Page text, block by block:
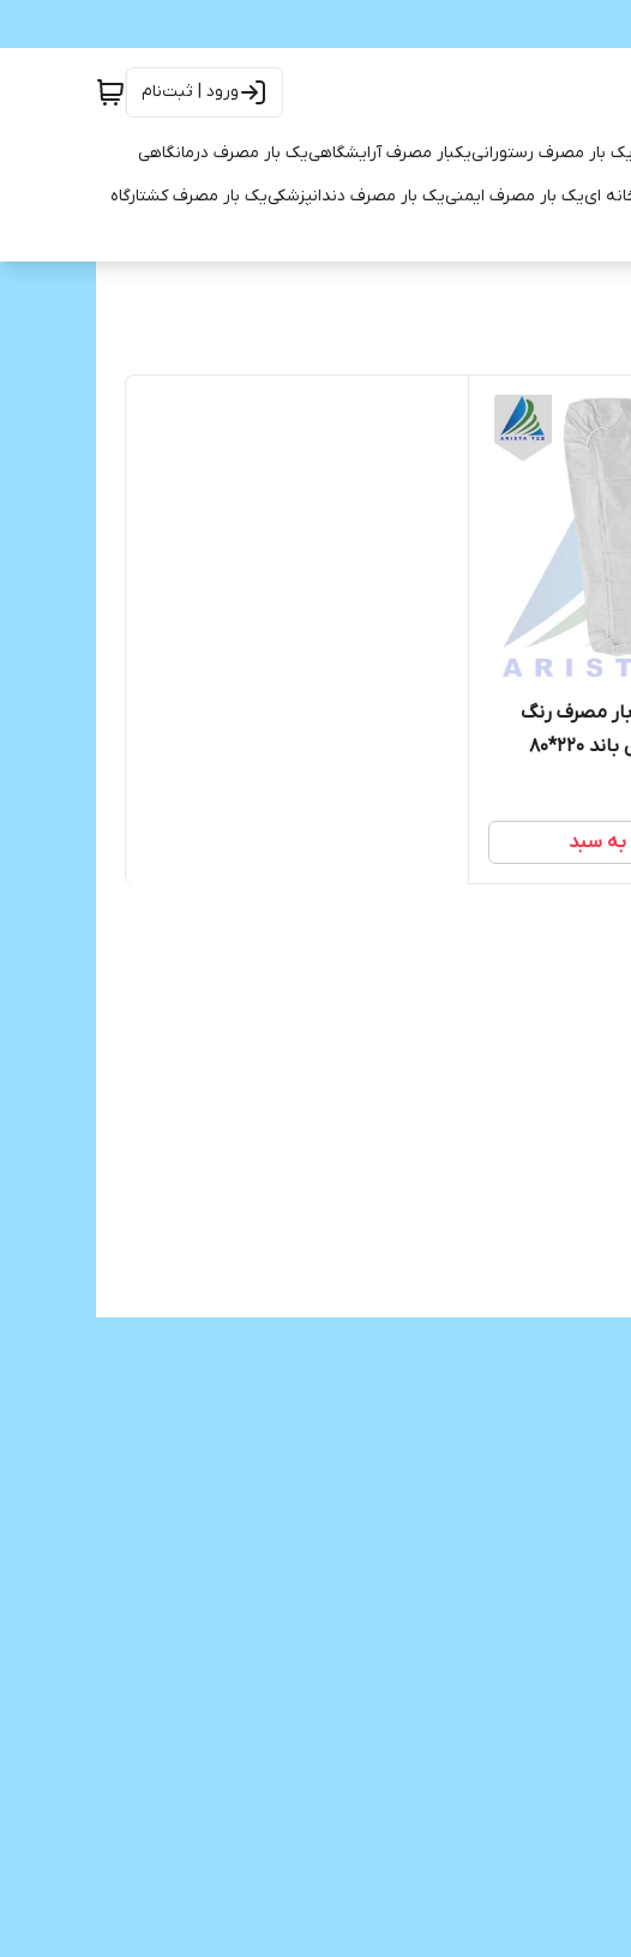
ورود | ثبت‌نام
یک بار مصرف رستورانییکبار مصرف آرایشگاهییک بار مصرف درمانگاهی
اییک بار مصرف ایمنییک بار مصرف دندانپزشکییک بار مصرف کشتارگاه
مصرف رنگ
سفید گرماژ 20 اسپان باند 220*80
به سبد